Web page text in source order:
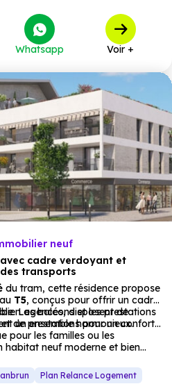
à partir de 315 000 €
à partir de 318 900 €
Whatsapp Voir +
neuf
avec cadre verdoyant et
transports
du tram, cette résidence propose
au T5, conçus pour offrir un cadre
Les balcons et les prestations
un ensemble harmonieux.
agencés, disposent de
de prestations pour un confort
pour les familles ou les
habitat neuf moderne et bien
Plan Relance Logement